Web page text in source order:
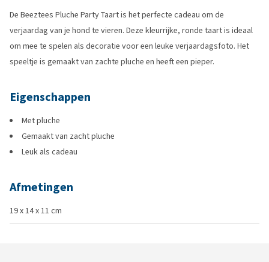
De Beeztees Pluche Party Taart is het perfecte cadeau om de
verjaardag van je hond te vieren. Deze kleurrijke, ronde taart is ideaal
om mee te spelen als decoratie voor een leuke verjaardagsfoto. Het
speeltje is gemaakt van zachte pluche en heeft een pieper.
Eigenschappen
Met pluche
Gemaakt van zacht pluche
Leuk als cadeau
Afmetingen
19 x 14 x 11 cm